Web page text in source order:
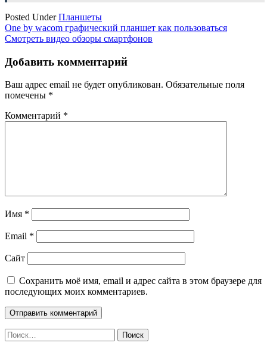
Posted UnderПланшеты
Навигация
по
записям
One by wacom графический планшет как пользоваться
Смотреть видео обзоры смартфонов
Добавить комментарий
Ваш адрес email не будет опубликован. Обязательные поля
помечены *
Комментарий *
Имя *
Email *
Сайт
Сохранить моё имя, email и адрес сайта в этом браузере для
последующих моих комментариев.
Найти: